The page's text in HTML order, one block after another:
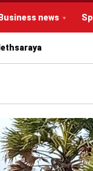
news